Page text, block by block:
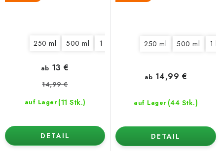
250 ml 500 ml 1 l
auf Lager (11 Stk.)
ab 13 €
14,99 €
DETAIL
250 ml 500 ml 1 l
auf Lager (44 Stk.)
ab 14,99 €
DETAIL